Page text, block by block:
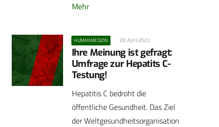
Mehr
HUMANMEDIZIN 28. April 2022
Ihre Meinung ist gefragt:
Umfrage zur Hepatits C-
Testung!
Hepatitis C bedroht die
öffentliche Gesundheit. Das Ziel
der Weltgesundheitsorganisation